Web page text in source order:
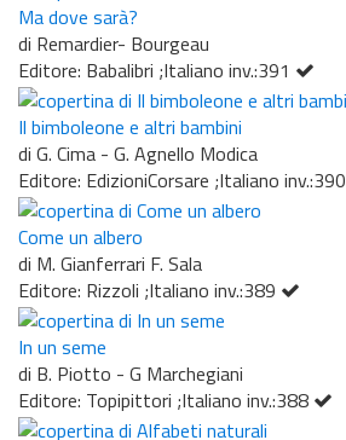
Ma dove sarà?
di Remardier- Bourgeau
Editore: Babalibri ;Italiano inv.:391
Il bimboleone e altri bambini
di G. Cima - G. Agnello Modica
Editore: EdizioniCorsare ;Italiano inv.:390
Come un albero
di M. Gianferrari F. Sala
Editore: Rizzoli ;Italiano inv.:389
In un seme
di B. Piotto - G Marchegiani
Editore: Topipittori ;Italiano inv.:388